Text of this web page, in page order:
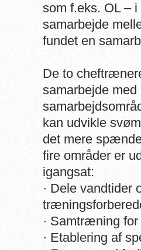
som f.eks. OL –
samarbejde
fundet en
De to
samarbejde
kan udvikle
det mere
fire områder er
igangsat:
· Dele vandtider
· Samtræning
· Etablering af